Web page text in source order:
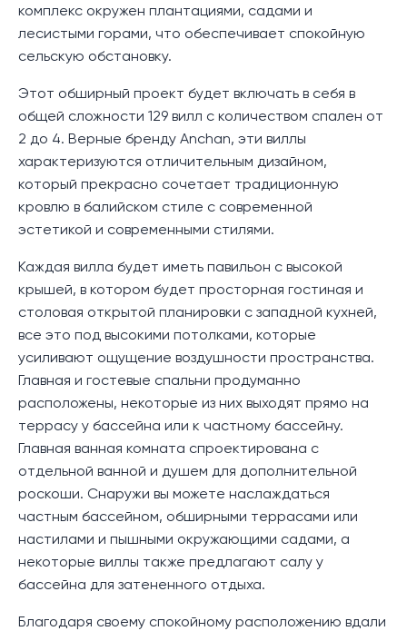
комплекс окружен плантациями, садами и
лесистыми горами, что обеспечивает спокойную
сельскую обстановку.
Этот обширный проект будет включать в себя в
общей сложности 129 вилл с количеством спален от
2 до 4. Верные бренду Anchan, эти виллы
характеризуются отличительным дизайном,
который прекрасно сочетает традиционную
кровлю в балийском стиле с современной
эстетикой и современными стилями.
Каждая вилла будет иметь павильон с высокой
крышей, в котором будет просторная гостиная и
столовая открытой планировки с западной кухней,
все это под высокими потолками, которые
усиливают ощущение воздушности пространства.
Главная и гостевые спальни продуманно
расположены, некоторые из них выходят прямо на
террасу у бассейна или к частному бассейну.
Главная ванная комната спроектирована с
отдельной ванной и душем для дополнительной
роскоши. Снаружи вы можете наслаждаться
частным бассейном, обширными террасами или
настилами и пышными окружающими садами, а
некоторые виллы также предлагают салу у
бассейна для затененного отдыха.
Благодаря своему спокойному расположению вдали